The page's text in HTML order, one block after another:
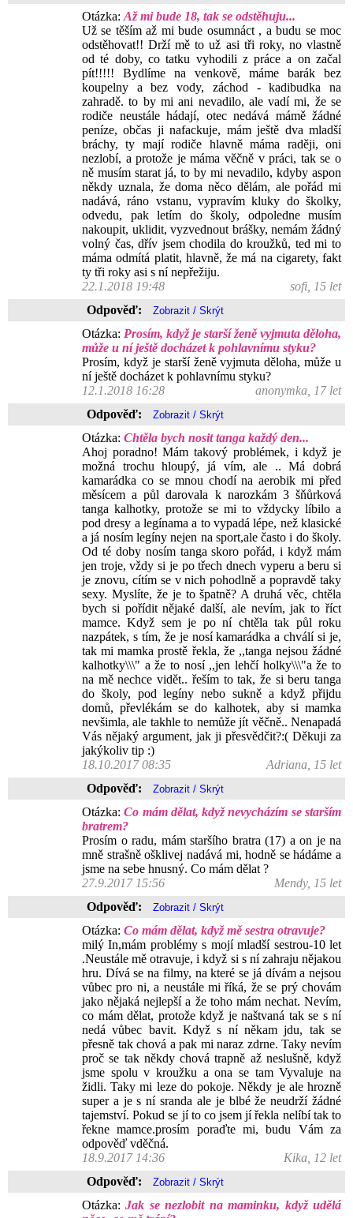
Otázka: Až mi bude 18, tak se odstěhuju...
Už se těším až mi bude osumnáct , a budu se moc
odstěhovat!! Drží mě to už asi tři roky, no vlastně
od té doby, co tatku vyhodili z práce a on začal
pít!!!!! Bydlíme na venkově, máme barák bez
koupelny a bez vody, záchod - kadibudka na
zahradě. to by mi ani nevadilo, ale vadí mi, že se
rodiče neustále hádají, otec nedává mámě žádné
peníze, občas ji nafackuje, mám ještě dva mladší
bráchy, ty mají rodiče hlavně máma raději, oni
nezlobí, a protože je máma věčně v práci, tak se o
ně musím starat já, to by mi nevadilo, kdyby aspon
někdy uznala, že doma něco dělám, ale pořád mi
nadává, ráno vstanu, vypravím kluky do školky,
odvedu, pak letím do školy, odpoledne musím
nakoupit, uklidit, vyzvednout brášky, nemám žádný
volný čas, dřív jsem chodila do kroužků, ted mi to
máma odmítá platit, hlavně, že má na cigarety, fakt
ty tři roky asi s ní nepřežiju.
22.1.2018 19:48
sofi, 15 let
Odpověď:
Otázka: Prosím, když je starší ženě vyjmuta děloha,
může u ní ještě docházet k pohlavnímu styku?
Prosím, když je starší ženě vyjmuta děloha, může u
ní ještě docházet k pohlavnímu styku?
12.1.2018 16:28
anonymka, 17 let
Odpověď:
Otázka: Chtěla bych nosit tanga každý den...
Ahoj poradno! Mám takový problémek, i když je
možná trochu hloupý, já vím, ale .. Má dobrá
kamarádka co se mnou chodí na aerobik mi před
měsícem a půl darovala k narozkám 3 šňůrková
tanga kalhotky, protože se mi to vždycky líbilo a
pod dresy a legínama a to vypadá lépe, než klasické
a já nosím legíny nejen na sport,ale často i do školy.
Od té doby nosím tanga skoro pořád, i když mám
jen troje, vždy si je po třech dnech vyperu a beru si
je znovu, cítím se v nich pohodlně a popravdě taky
sexy. Myslíte, že je to špatně? A druhá věc, chtěla
bych si pořídit nějaké další, ale nevím, jak to říct
mamce. Když sem je po ní chtěla tak půl roku
nazpátek, s tím, že je nosí kamarádka a chválí si je,
tak mi mamka prostě řekla, že ,,tanga nejsou žádné
kalhotky\\\" a že to nosí ,,jen lehčí holky\\\"a že to
na mě nechce vidět.. řeším to tak, že si beru tanga
do školy, pod legíny nebo sukně a když přijdu
domů, převlékám se do kalhotek, aby si mamka
nevšimla, ale takhle to nemůže jít věčně.. Nenapadá
Vás nějaký argument, jak ji přesvědčit?:( Děkuji za
jakýkoliv tip :)
18.10.2017 08:35
Adriana, 15 let
Odpověď:
Otázka:Co mám dělat, když nevycházím se starším
bratrem?
Prosím o radu, mám staršího bratra (17) a on je na
mně strašně ošklivej nadává mi, hodně se hádáme a
jsme na sebe hnusný. Co mám dělat ?
27.9.2017 15:56
Mendy, 15 let
Odpověď:
Otázka: Co mám dělat, když mě sestra otravuje?
milý In,mám problémy s mojí mladší sestrou-10 let
.Neustále mě otravuje, i když si s ní zahraju nějakou
hru. Dívá se na filmy, na které se já dívám a nejsou
vůbec pro ni, a neustále mi říká, že se prý chovám
jako nějaká nejlepší a že toho mám nechat. Nevím,
co mám dělat, protože když je naštvaná tak se s ní
nedá vůbec bavit. Když s ní někam jdu, tak se
přesně tak chová a pak mi naraz zdrne. Taky nevím
proč se tak někdy chová trapně až neslušně, když
jsme spolu v kroužku a ona se tam Vyvaluje na
židli. Taky mi leze do pokoje. Někdy je ale hrozně
super a je s ní sranda ale je blbé že neudrží žádné
tajemství. Pokud se jí to co jsem jí řekla nelíbí tak to
řekne mamce.prosím poraďte mi, budu Vám za
odpověď vděčná.
18.9.2017 14:36
Kika, 12 let
Odpověď:
Otázka:Jak se nezlobit na maminku, když udělá